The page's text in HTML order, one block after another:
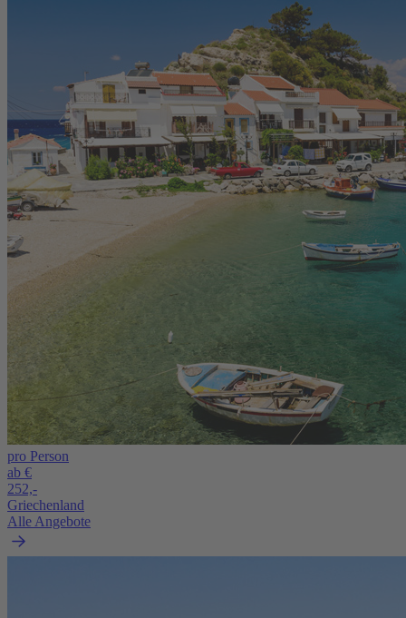
pro Person
ab €
252,-
Griechenland
Alle Angebote